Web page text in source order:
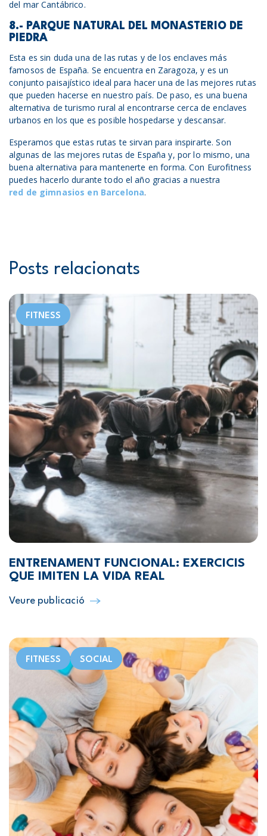
del mar Cantábrico.
8.- PARQUE NATURAL DEL MONASTERIO DE
PIEDRA
Esta es sin duda una de las rutas y de los enclaves más
famosos de España. Se encuentra en Zaragoza, y es un
conjunto paisajístico ideal para hacer una de las mejores rutas
que pueden hacerse en nuestro país. De paso, es una buena
alternativa de turismo rural al encontrarse cerca de enclaves
urbanos en los que es posible hospedarse y descansar.
Esperamos que estas rutas te sirvan para inspirarte. Son
algunas de las mejores rutas de España y, por lo mismo, una
buena alternativa para mantenerte en forma. Con Eurofitness
puedes hacerlo durante todo el año gracias a nuestra
red de gimnasios en Barcelona.
Posts relacionats
FITNESS
ENTRENAMENT FUNCIONAL: EXERCICIS
QUE IMITEN LA VIDA REAL
Veure publicació
FITNESS SOCIAL